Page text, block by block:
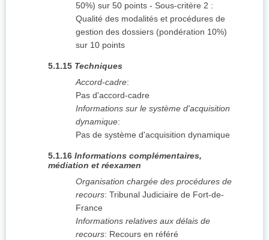
50%) sur 50 points - Sous-critère 2 :
Qualité des modalités et procédures de
gestion des dossiers (pondération 10%)
sur 10 points
5.1.15 Techniques
Accord-cadre:
Pas d'accord-cadre
Informations sur le système d'acquisition
dynamique:
Pas de système d'acquisition dynamique
5.1.16 Informations complémentaires,
médiation et réexamen
Organisation chargée des procédures de
recours: Tribunal Judiciaire de Fort-de-
France
Informations relatives aux délais de
recours: Recours en référé